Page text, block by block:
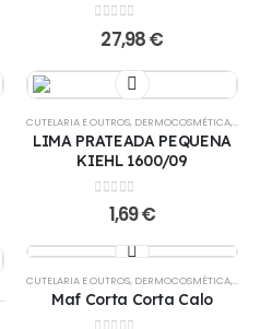
out of 5
27,98€
CUTELARIA E OUTROS, DERMOCOSMÉTICA,PÉS
LIMA PRATEADA PEQUENA
KIEHL 1600/09
out of 5
1,69€
PÉS
CUTELARIA E OUTROS, DERMOCOSMÉTICA,PÉS
Maf Corta Corta Calo